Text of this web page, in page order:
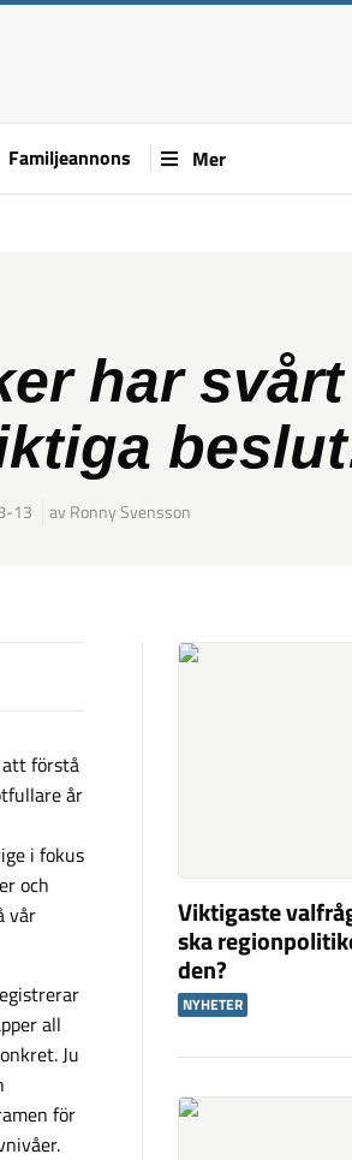
Familjeannons Mer
har
13 av Ronny Svensson
förstå
år
i fokus
och
vår
all
Ju
för
Viktigaste
ska
den?
NYHETER